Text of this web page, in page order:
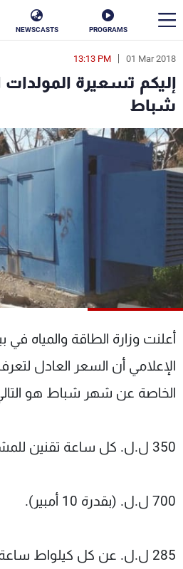
PROGRAMS
NEWSCASTS
01 Mar 2018
13:13 PM
إليكم تسعيرة
شباط
أعلنت وزارة الطاقة والمياه
الإعلامي أن السعر العادل
الخاصة عن شهر شباط هو
350 ل.ل. كل ساعة تقنين للمشتركين (بقدرة 5 أمبير).
700 ل.ل. (بقدرة 10 أمبير).
285 ل.ل. عن كل كيلواط ساعة.
en
الأخبار
سياسة
إقتصاد
منوعات
كأس العالم
البرامج
جدول البرامج
شاهد البرامج
عن MTV
وظائف
سياسة